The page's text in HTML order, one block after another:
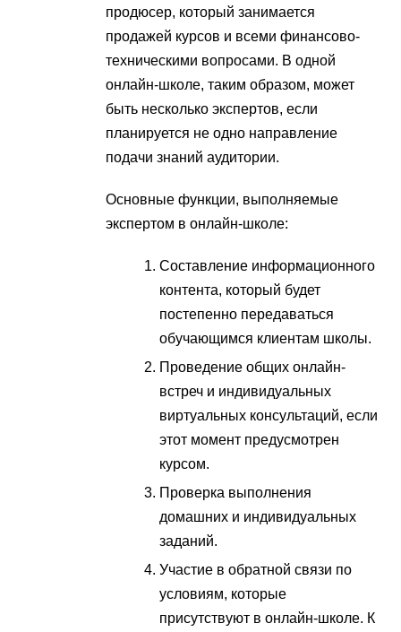
продюсер, который занимается
продажей курсов и всеми финансово-
техническими вопросами. В одной
онлайн-школе, таким образом, может
быть несколько экспертов, если
планируется не одно направление
подачи знаний аудитории.
Основные функции, выполняемые
экспертом в онлайн-школе:
Составление информационного
контента, который будет
постепенно передаваться
обучающимся клиентам школы.
Проведение общих онлайн-
встреч и индивидуальных
виртуальных консультаций, если
этот момент предусмотрен
курсом.
Проверка выполнения
домашних и индивидуальных
заданий.
Участие в обратной связи по
условиям, которые
присутствуют в онлайн-школе. К